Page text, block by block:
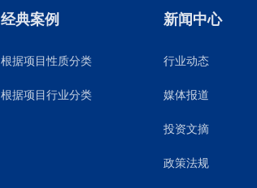
经典案例
根据项目性质分类
根据项目行业分类
新闻中心
行业动态
媒体报道
投资文摘
政策法规